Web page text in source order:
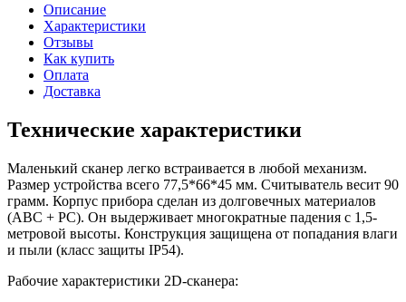
Описание
Характеристики
Отзывы
Как купить
Оплата
Доставка
Технические характеристики
Маленький сканер легко встраивается в любой механизм.
Размер устройства всего 77,5*66*45 мм. Считыватель весит 90
грамм. Корпус прибора сделан из долговечных материалов
(ABC + PC). Он выдерживает многократные падения с 1,5-
метровой высоты. Конструкция защищена от попадания влаги
и пыли (класс защиты IP54).
Рабочие характеристики 2D-сканера: